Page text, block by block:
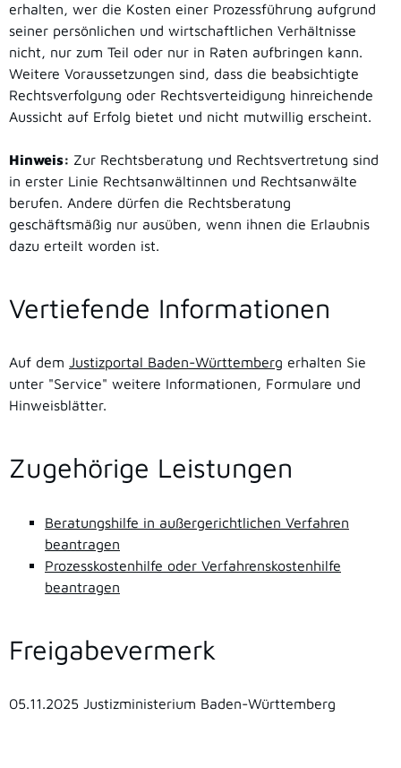
erhalten, wer die Kosten einer Prozessführung aufgrund
seiner persönlichen und wirtschaftlichen Verhältnisse
nicht, nur zum Teil oder nur in Raten aufbringen kann.
Weitere Voraussetzungen sind, dass die beabsichtigte
Rechtsverfolgung oder Rechtsverteidigung hinreichende
Aussicht auf Erfolg bietet und nicht mutwillig erscheint.
Hinweis: Zur Rechtsberatung und Rechtsvertretung sind
in erster Linie Rechtsanwältinnen und Rechtsanwälte
berufen. Andere dürfen die Rechtsberatung
geschäftsmäßig nur ausüben, wenn ihnen die Erlaubnis
dazu erteilt worden ist.
Vertiefende Informationen
Auf dem Justizportal Baden-Württemberg erhalten Sie
unter "Service" weitere Informationen, Formulare und
Hinweisblätter.
Zugehörige Leistungen
Beratungshilfe in außergerichtlichen Verfahren
beantragen
Prozesskostenhilfe oder Verfahrenskostenhilfe
beantragen
Freigabevermerk
05.11.2025 Justizministerium Baden-Württemberg